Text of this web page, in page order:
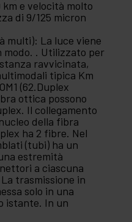
e velocità molto
di 9/125 micron
multi): La luce viene
. Utilizzato per
ravvicinata,
tipica Km
(62.Duplex
ottica possono
Il collegamento
della fibra
ha 2 fibre. Nel
(tubi) ha un
estremità
a ciascuna
trasmissione in
solo in una
istante. In un